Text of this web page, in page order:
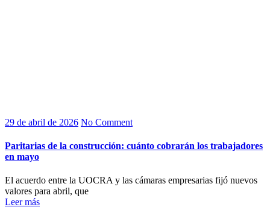
29 de abril de 2026 No Comment
Paritarias de la construcción: cuánto cobrarán los trabajadores
en mayo
El acuerdo entre la UOCRA y las cámaras empresarias fijó nuevos
valores para abril, que
Leer más